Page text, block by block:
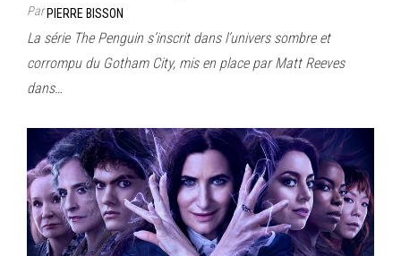
ParPIERRE BISSON
La série The Penguin s’inscrit dans l’univers sombre et
corrompu du Gotham City, mis en place par Matt Reeves
dans…